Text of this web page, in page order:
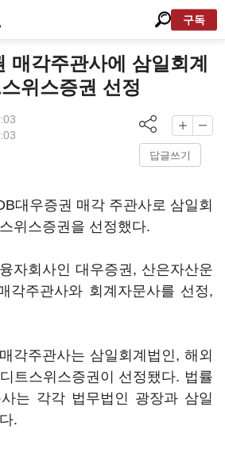
구독
매각주관사에 삼일회계
위스증권 선정
답글쓰기
대우증권 매각 주관사로 삼일회
위스증권을 선정했다.
자회사인 대우증권, 산은자산운
각주관사와 회계자문사를 선정,
각주관사는 삼일회계법인, 해외
트스위스증권이 선정됐다. 법률
는 각각 법무법인 광장과 삼일
.